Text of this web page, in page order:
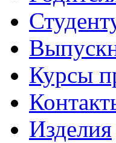
Курсы
Изделия